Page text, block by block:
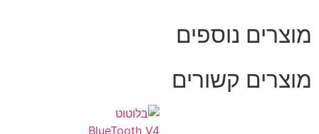
מוצרים נוספים
מוצרים קשורים